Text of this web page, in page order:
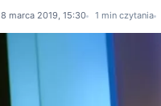
8 marca 2019, 15:30 1 min czytania